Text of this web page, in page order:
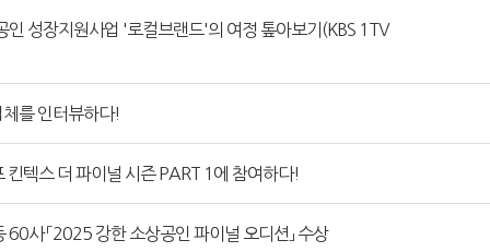
성장지원사업 '로컬브랜드'의 여정 톺아보기(KBS 1TV
를 인터뷰하다!
텍스 더 파이널 시즌 PART 1에 참여하다!
사 「2025 강한 소상공인 파이널 오디션」 수상